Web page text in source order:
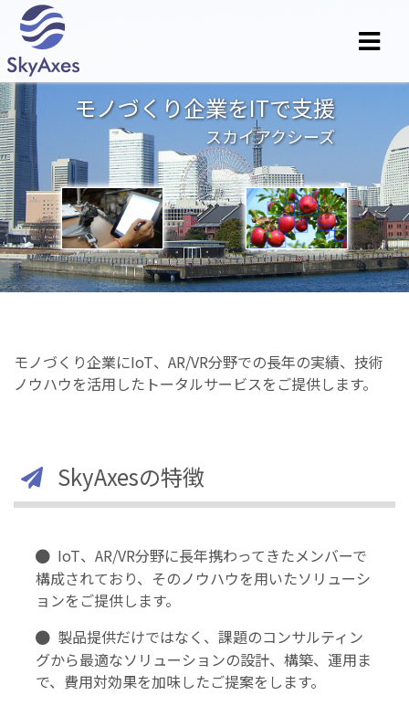
モノづくり企業をITで支援
スカイアクシーズ
モノづくり企業にIoT、AR/VR分野での長年の実績、技術
ノウハウを活用したトータルサービスをご提供します。
SkyAxesの特徴
IoT、AR/VR分野に長年携わってきたメンバーで
構成されており、そのノウハウを用いたソリューシ
ョンをご提供します。
製品提供だけではなく、課題のコンサルティン
グから最適なソリューションの設計、構築、運用ま
で、費用対効果を加味したご提案をします。